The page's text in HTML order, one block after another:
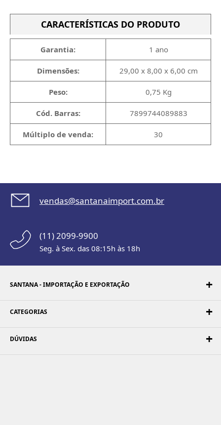
CARACTERÍSTICAS DO PRODUTO
Garantia: 1 ano
Dimensões: 29,00 x 8,00 x 6,00 cm
Peso: 0,75 Kg
Cód. Barras: 7899744089883
Múltiplo de venda: 30
vendas@santanaimport.com.br
(11) 2099-9900
Seg. à Sex. das 08:15h às 18h
SANTANA - IMPORTAÇÃO E EXPORTAÇÃO
CATEGORIAS
DÚVIDAS